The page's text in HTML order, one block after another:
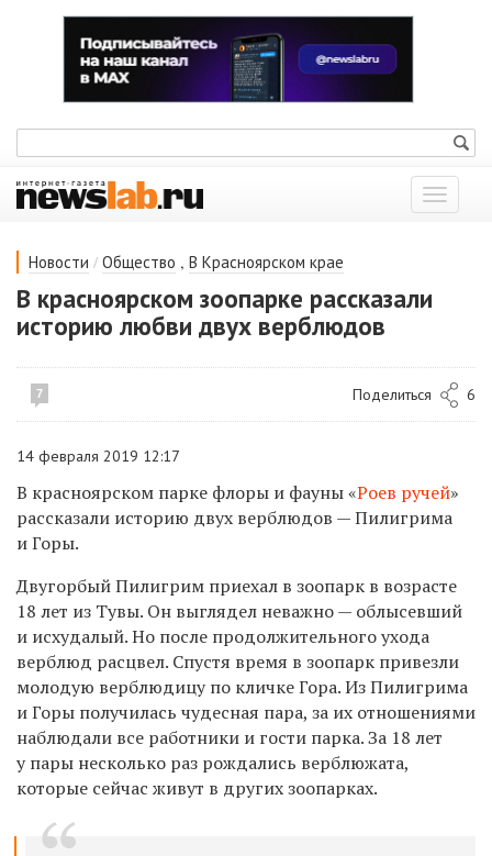
Показать
меню
Новости / Общество , В Красноярском крае
В красноярском зоопарке рассказали
историю любви двух верблюдов
7 Поделиться 6
14 февраля 2019 12:17
В красноярском парке флоры и фауны «Роев ручей»
рассказали историю двух верблюдов — Пилигрима
и Горы.
Двугорбый Пилигрим приехал в зоопарк в возрасте
18 лет из Тувы. Он выглядел неважно — облысевший
и исхудалый. Но после продолжительного ухода
верблюд расцвел. Спустя время в зоопарк привезли
молодую верблюдицу по кличке Гора. Из Пилигрима
и Горы получилась чудесная пара, за их отношениями
наблюдали все работники и гости парка. За 18 лет
у пары несколько раз рождались верблюжата,
которые сейчас живут в других зоопарках.